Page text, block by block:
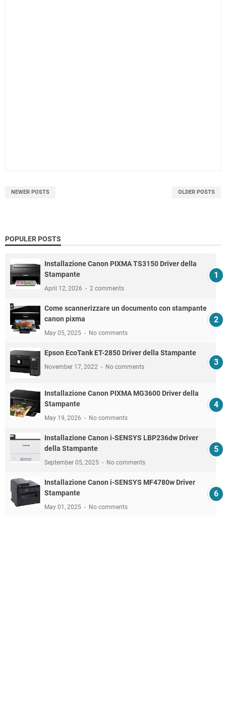
NEWER POSTS OLDER POSTS
POPULER POSTS
Installazione Canon PIXMA TS3150 Driver della
Stampante
April 12, 2026 2 comments
Come scannerizzare un documento con stampante
canon pixma
May 05, 2025 No comments
Epson EcoTank ET-2850 Driver della Stampante
November 17, 2022 No comments
Installazione Canon PIXMA MG3600 Driver della
Stampante
May 19, 2026 No comments
Installazione Canon i-SENSYS LBP236dw Driver
della Stampante
September 05, 2025 No comments
Installazione Canon i-SENSYS MF4780w Driver
Stampante
May 01, 2025 No comments